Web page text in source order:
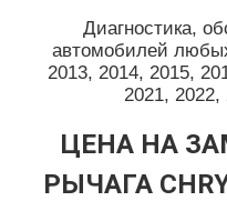
Диагностика,
автомобилей
2013, 2014, 2015,
2021, 2022,
ЦЕНА НА
РЫЧАГА